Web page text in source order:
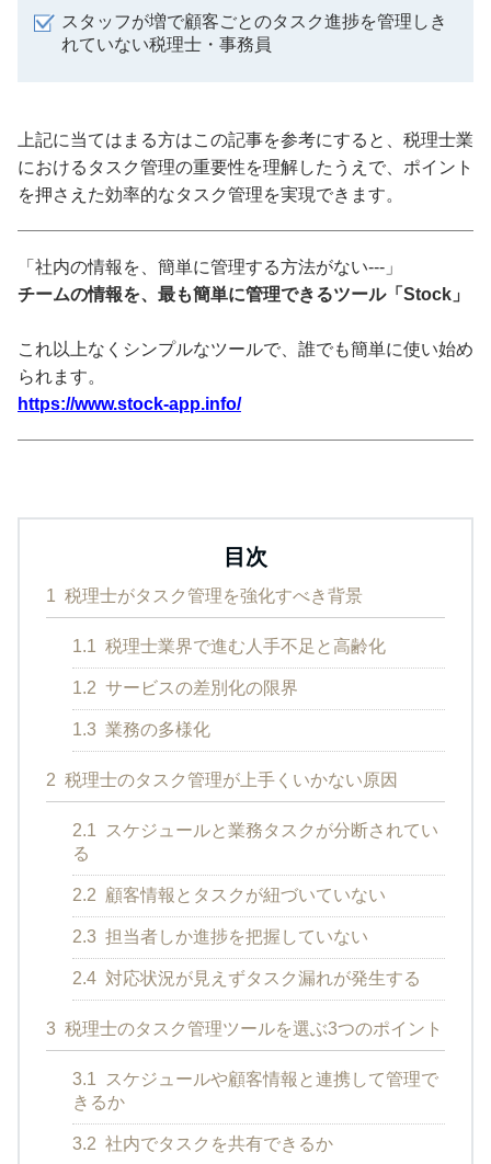
スタッフが増で顧客ごとのタスク進捗を管理しき
れていない税理士・事務員
上記に当てはまる方はこの記事を参考にすると、税理士業
におけるタスク管理の重要性を理解したうえで、ポイント
を押さえた効率的なタスク管理を実現できます。
「社内の情報を、簡単に管理する方法がない---」
チームの情報を、最も簡単に管理できるツール「Stock」
これ以上なくシンプルなツールで、誰でも簡単に使い始め
られます。
https://www.stock-app.info/
目次
1 税理士がタスク管理を強化すべき背景
1.1 税理士業界で進む人手不足と高齢化
1.2 サービスの差別化の限界
1.3 業務の多様化
2 税理士のタスク管理が上手くいかない原因
2.1
スケジュールと業務タスクが分断されてい
る
2.2 顧客情報とタスクが紐づいていない
2.3 担当者しか進捗を把握していない
2.4 対応状況が見えずタスク漏れが発生する
3 税理士のタスク管理ツールを選ぶ3つのポイント
3.1
スケジュールや顧客情報と連携して管理で
きるか
3.2 社内でタスクを共有できるか